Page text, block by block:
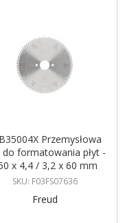
Przemysłowa
do formatowania płyt -
x 4,4 / 3,2 x 60 mm
Z72 Freud
SKU: F03FS07636
Freud